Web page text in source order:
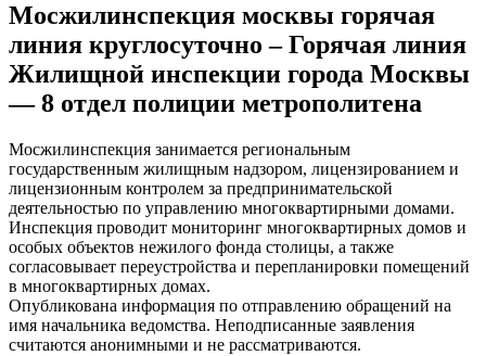
Мосжилинспекция москвы горячая
линия круглосуточно – Горячая линия
Жилищной инспекции города Москвы
— 8 отдел полиции метрополитена
Мосжилинспекция занимается региональным
государственным жилищным надзором, лицензированием и
лицензионным контролем за предпринимательской
деятельностью по управлению многоквартирными домами.
Инспекция проводит мониторинг многоквартирных домов и
особых объектов нежилого фонда столицы, а также
согласовывает переустройства и перепланировки помещений
в многоквартирных домах.
Опубликована информация по отправлению обращений на
имя начальника ведомства. Неподписанные заявления
считаются анонимными и не рассматриваются.